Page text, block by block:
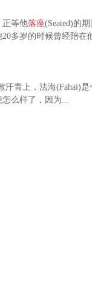
正等他落座(Seated)的
多岁的时候曾经陪在
汗青上，法海(Fahai)
么样了，因为...